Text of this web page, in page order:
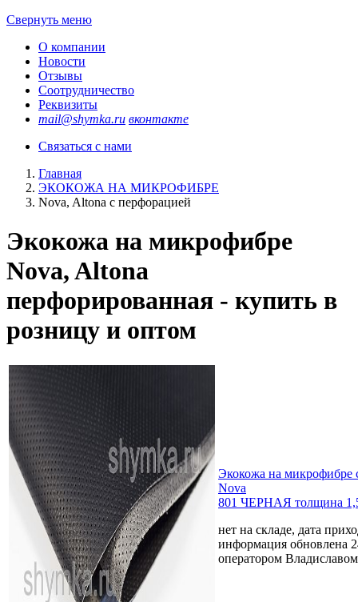
Свернуть меню
О компании
Новости
Отзывы
Соотрудничество
Реквизиты
mail@shymka.ru вконтакте
Связаться с нами
Главная
ЭКОКОЖА НА МИКРОФИБРЕ
Nova, Altona с перфорацией
Экокожа на микрофибре
Nova, Altona
перфорированная - купить в
розницу и оптом
Экокожа на микрофибре
Nova
801 ЧЕРНАЯ толщина
нет на складе, дата
информация обновлена
оператором Владиславом